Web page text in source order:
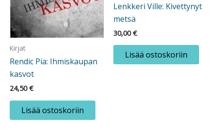
Kirjat
Rendic Pia: Ihmiskaupan
kasvot
24,50€
Lisää ostoskoriin
Lenkkeri Ville: Kivettynyt
metsä
30,00€
Lisää ostoskoriin